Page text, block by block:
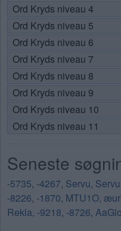
Ord Kryds niveau 4
Ord Kryds niveau 5
Ord Kryds niveau 6
Ord Kryds niveau 7
Ord Kryds niveau 8
Ord Kryds niveau 9
Ord Kryds niveau 10
Ord Kryds niveau 11
Seneste
-5735, -4267, Servu, Servu
-8226, -1870, MTU1O,
Rekla, -9218, -8726, AaGlo